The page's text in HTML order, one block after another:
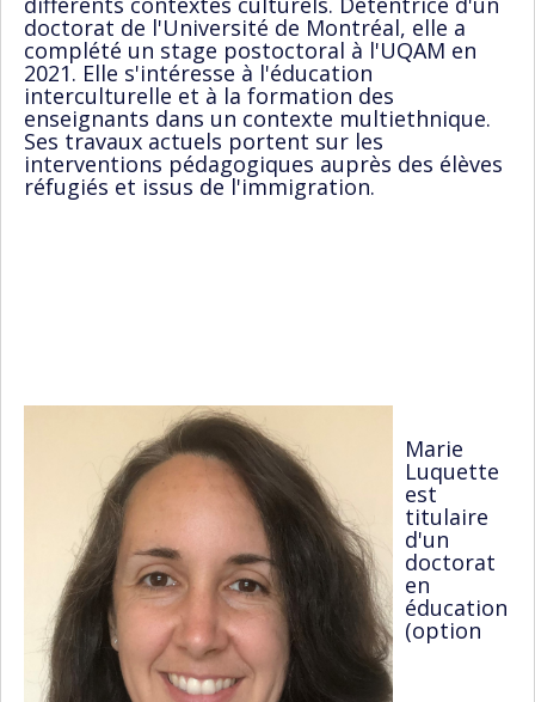
doctorat de l'Université de Montréal, elle a
complété un stage postoctoral à l'UQAM en
2021. Elle s'intéresse à l'éducation
interculturelle et à la formation des
enseignants dans un contexte multiethnique.
Ses travaux actuels portent sur les
interventions pédagogiques auprès des élèves
réfugiés et issus de l'immigration.
Marie
Luquette
est
titulaire
d'un
doctorat
en
éducation
(option